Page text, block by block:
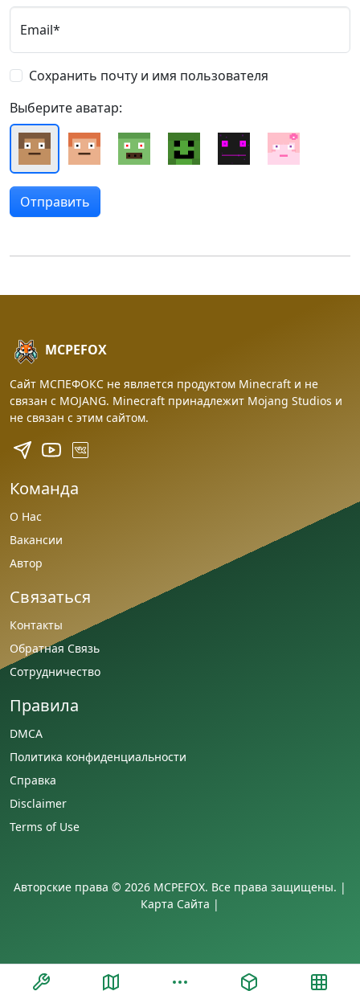
Email*
Сохранить почту и имя пользователя
Выберите аватар:
MCPEFOX
Сайт МСПЕФОКС не является продуктом Minecraft и не
связан с MOJANG. Minecraft принадлежит Mojang Studios и
не связан с этим сайтом.
Команда
О Нас
Вакансии
Автор
Связаться
Контакты
Обратная Связь
Сотрудничество
Правила
DMCA
Политика конфиденциальности
Справка
Disclaimer
Terms of Use
Авторские права © 2026 MCPEFOX. Все права защищены. |
Карта Сайта |